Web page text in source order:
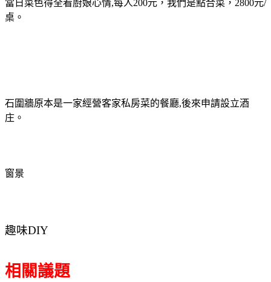
當日菜色得全看廚娘心情,每人200元，我們是點合菜，2800元/
桌。
石圍牆原本是一家經營客家私房菜的餐廳,後來申請設立酒
庄。
窗景
趣味DIY
相關議題